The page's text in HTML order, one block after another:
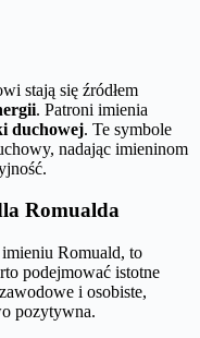
stają się źródłem
. Patroni imienia
duchowej. Te symbole
nadając imieninom
Romualda
Romuald, to
podejmować istotne
i osobiste,
pozytywna.